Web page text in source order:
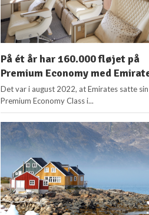
På ét år har 160.000 fløjet på
Premium Economy med
Det var i august 2022, at Emirates satte
Premium Economy Class i...